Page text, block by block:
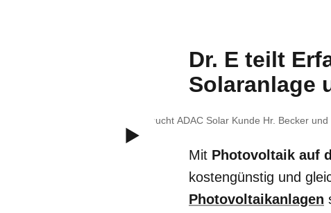
Dr. E teilt
Solaranlage
Dr. E besucht ADAC Solar Kunde Hr. Becker
Mit Photovoltaik auf
kostengünstig und
Photovoltaikanlagen